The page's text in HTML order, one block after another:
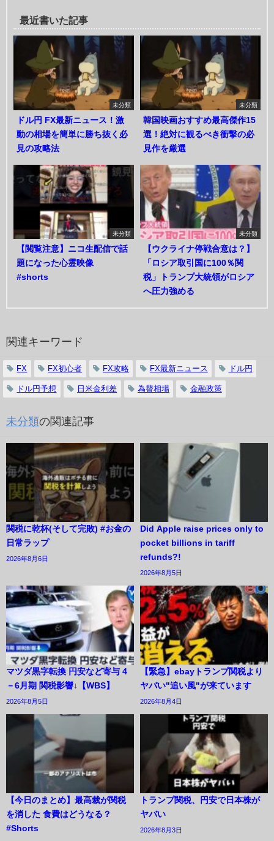
最近書いた記事
未分類
ドル円 FX最新ニュース！激
動の相場を簡単に勝ち抜く必
見の攻略法
未分類
韓国映画おすすめ最高傑作15
選！絶対に観るべき衝撃の必
見作を厳選
未分類
【閲覧注意】ニコ生配信で話
題になった心霊映像
#shorts
未分類
【ウクライナ停戦合意は？】
「ロシア取引国に100％関
税」トランプ大統領がロシア
へ圧力強める
関連キーワード
FX FX初心者 FX攻略 FX最新ニュース ドル円
ドル円予想 日米金利差 為替相場 金融政策
未分類の関連記事
関税に乾杯(そして完敗) #お金の
日常ラップ
2026年8月6日
Did Apple raise prices only to
pocket billions in tariff
refunds?!
2026年8月5日
マツダ黒字転換 円安など寄与 4
－6月期 関税影響↓【WBS】
2026年8月5日
【緊急】ebayトランプ関税より
ヤバい"追い風"が来ています
2026年8月4日
【今日のまとめ】最高裁が関税
を消した 食費はどうなる？
#Shorts
トランプ関税、円安で日本株が
ヤバい
2026年8月3日